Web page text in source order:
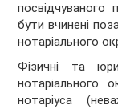
посвідчуваного
бути вчинені
нотаріального
Фізичні та
нотаріального
нотаріуса